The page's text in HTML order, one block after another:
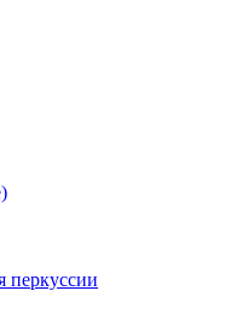
перкуссии